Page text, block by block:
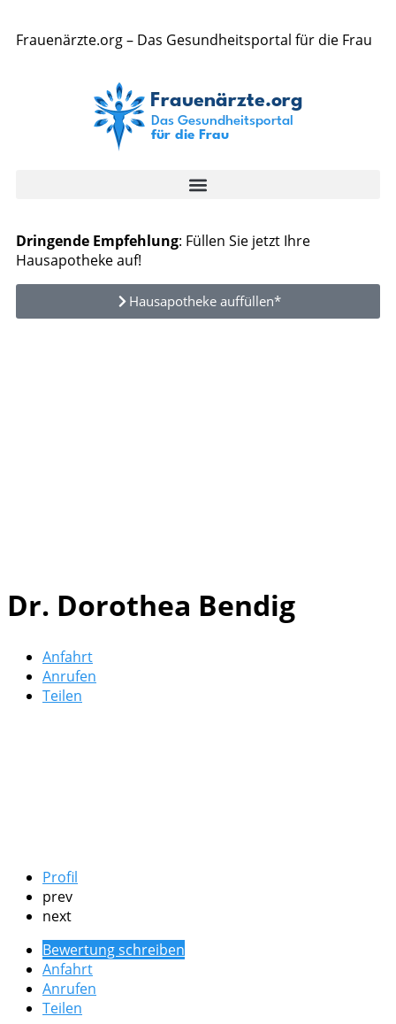
Frauenärzte.org – Das Gesundheitsportal für die Frau
Dringende Empfehlung: Füllen Sie jetzt Ihre
Hausapotheke auf!
Hausapotheke auffüllen*
Dr. Dorothea Bendig
Anfahrt
Anrufen
Teilen
Profil
prev
next
Bewertung schreiben
Anfahrt
Anrufen
Teilen